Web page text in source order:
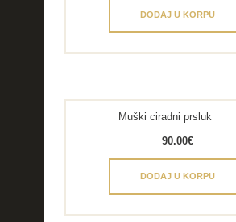
DODAJ U KORPU
Muški ciradni prsluk
90.00€
DODAJ U KORPU